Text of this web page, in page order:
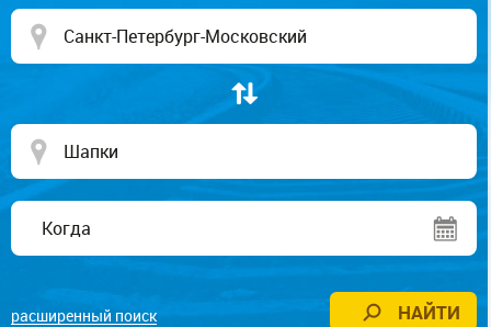
расширенный поиск